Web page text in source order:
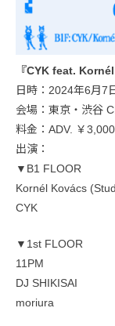
『CYK feat.
日時：2024年6月7
会場：東京・渋谷
料金：ADV. ￥
出演：
▼B1 FLOOR
Kornél Kovács
CYK
▼1st FLOOR
11PM
DJ SHIKISAI
moriura